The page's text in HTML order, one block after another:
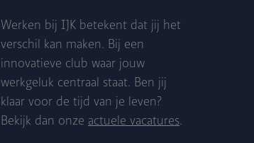
Werken bij IJK betekent dat jij het
verschil kan maken. Bij een
innovatieve club waar jouw
werkgeluk centraal staat. Ben jij
klaar voor de tijd van je leven?
Bekijk dan onze actuele vacatures.